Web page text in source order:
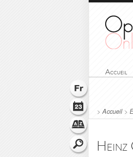
Accueil
>Accueil>